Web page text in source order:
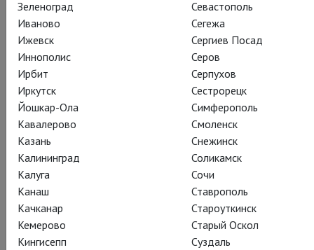
как бы сама собой разумеющейся.
Билеты.
Зеленоград
Иваново
Ижевск
Иннополис
Ирбит
Иркутск
Йошкар-Ола
Кавалерово
Казань
Калининград
Калуга
Канаш
Качканар
Кемерово
Кингисепп
Севастополь
Сегежа
Сергиев Посад
Серов
Серпухов
Сестрорецк
Симферополь
Смоленск
Снежинск
Соликамск
Сочи
Ставрополь
Староуткинск
Старый Оскол
Суздаль